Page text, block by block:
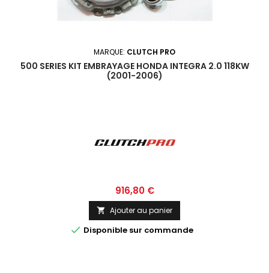
MARQUE: CLUTCH PRO
500 SERIES KIT EMBRAYAGE HONDA INTEGRA 2.0 118KW
(2001-2006)
Prix
916,80 €
 Ajouter au panier
 Disponible sur commande